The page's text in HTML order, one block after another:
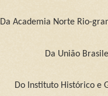
Da Academia Norte Rio-
Da União
Do Instituto Histórico e